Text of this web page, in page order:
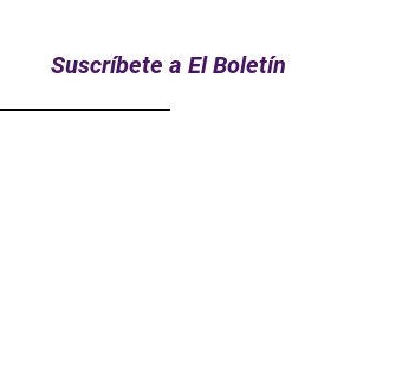
Suscríbete a El Boletín